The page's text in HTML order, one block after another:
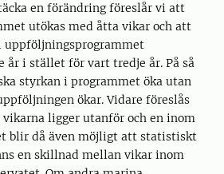
en förändring föreslår vi att
utökas med åtta vikar och att
uppföljningsprogrammet
år i stället för vart tredje år. På så
styrkan i programmet öka utan
ökar. Vidare föreslås
ligger utanför och en inom
blir då även möjligt att statistiskt
en skillnad mellan vikar inom